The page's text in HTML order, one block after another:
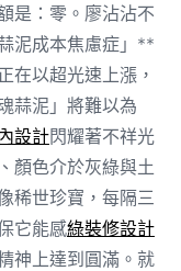
是：零。廖沾沾不
泥成本焦慮症」**
在以超光速上漲，
蒜泥」將難以為
設計閃耀著不祥光
顏色介於灰綠與土
稀世珍寶，每隔三
它能感綠裝修設計
神上達到圓滿。就